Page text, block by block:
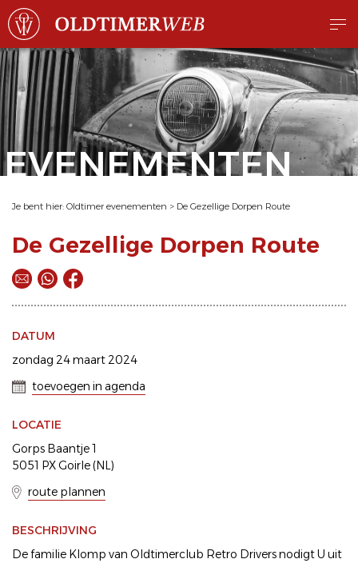
EVENEMENTEN
Je bent hier: Oldtimer evenementen > De Gezellige Dorpen Route
De Gezellige Dorpen Route
DATUM
zondag 24 maart 2024
toevoegen in agenda
LOCATIE
Gorps Baantje 1
5051 PX Goirle (NL)
route plannen
BESCHRIJVING
De familie Klomp van Oldtimerclub Retro Drivers nodigt U uit